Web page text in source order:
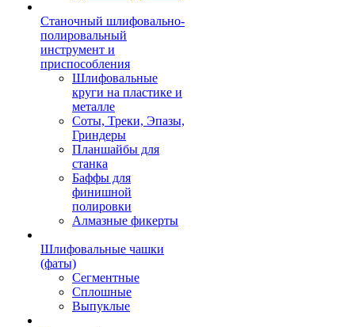
Станочный шлифовально-
полировальный
инструмент и
приспособления
Шлифовальные
круги на пластике и
металле
Соты, Треки, Эпазы,
Гриндеры
Планшайбы для
станка
Баффы для
финишной
полировки
Алмазные фикерты
Шлифовальные чашки
(фаты)
Сегментные
Сплошные
Выпуклые